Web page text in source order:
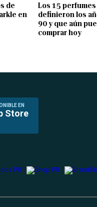
de
en
Los 15
definieron los
90 y que aún
comprar hoy
EN
Store